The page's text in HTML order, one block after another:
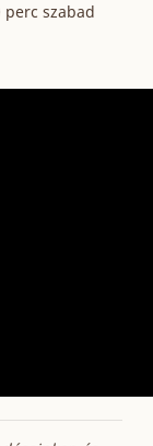
szabad